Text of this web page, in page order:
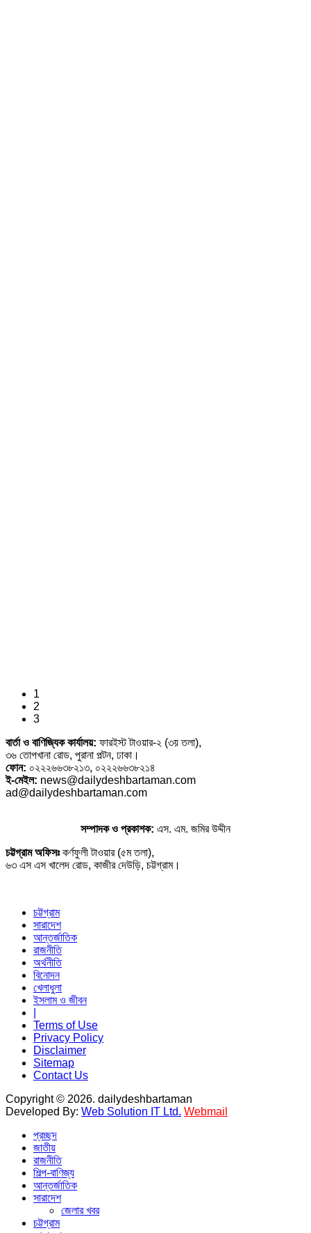
1
2
3
বার্তা ও বাণিজ্যিক কার্যালয়: ফারইস্ট টাওয়ার-২ (৩য় তলা),
৩৬ তোপখানা রোড, পুরানা পল্টন, ঢাকা।
ফোন: ০২২২৬৬৩৮২১৩, ০২২২৬৬৩৮২১৪
ই-মেইল: news@dailydeshbartaman.com
ad@dailydeshbartaman.com
সম্পাদক ও প্রকাশক: এস. এম. জমির উদ্দীন
চট্টগ্রাম অফিসঃকর্ণফুলী টাওয়ার (৫ম তলা),
৬৩ এস এস খালেদ রোড, কাজীর দেউড়ি, চট্টগ্রাম।
চট্টগ্রাম
সারাদেশ
আন্তর্জাতিক
রাজনীতি
অর্থনীতি
বিনোদন
খেলাধুলা
ইসলাম ও জীবন
Terms of Use
Privacy Policy
Disclaimer
Sitemap
Contact Us
Copyright © 2026. dailydeshbartaman
Developed By: Web Solution IT Ltd. Webmail
প্রচ্ছদ
জাতীয়
রাজনীতি
শিল্প-বাণিজ্য
আন্তর্জাতিক
সারাদেশ
জেলার খবর
চট্টগ্রাম